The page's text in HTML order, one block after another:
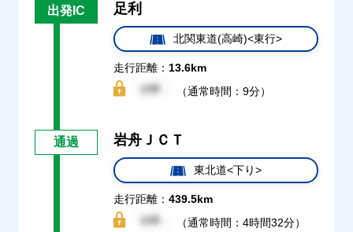
出発IC 足利
北関東道(高崎)<東行>
走行距離： 13.6km
（通常時間：9分）
通過 岩舟ＪＣＴ
東北道<下り>
走行距離： 439.5km
（通常時間：4時間32分）